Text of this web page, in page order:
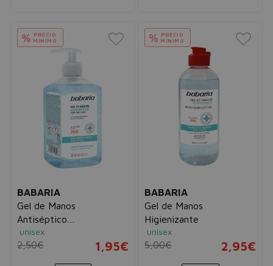
% PRECIO
MÍNIMO
BABARIA
Gel de Manos
Antiséptico
Desinfectante
unisex
2,50€ 1,95€
% PRECIO
MÍNIMO
BABARIA
Gel de Manos
Higienizante
unisex
5,00€ 2,95€